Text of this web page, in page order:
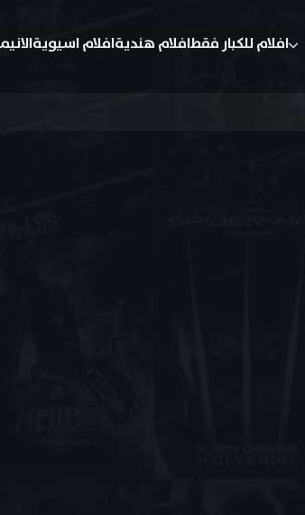
افلام للكبار فقطافلام هنديةافلام اسيوية